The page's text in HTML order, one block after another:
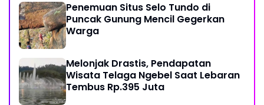
Penemuan Situs Selo Tundo di
Puncak Gunung Mencil Gegerkan
Warga
Melonjak Drastis, Pendapatan
Wisata Telaga Ngebel Saat Lebaran
Tembus Rp.395 Juta